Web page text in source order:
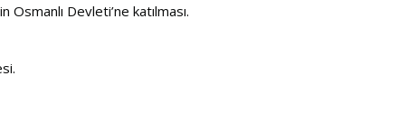
Devleti’ne katılması.